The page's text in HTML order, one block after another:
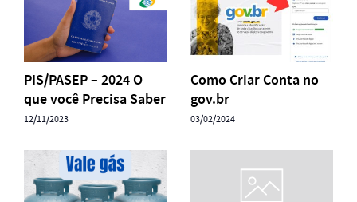
PIS/PASEP – 2024 O
que você Precisa Saber
12/11/2023
Como Criar Conta no
gov.br
03/02/2024